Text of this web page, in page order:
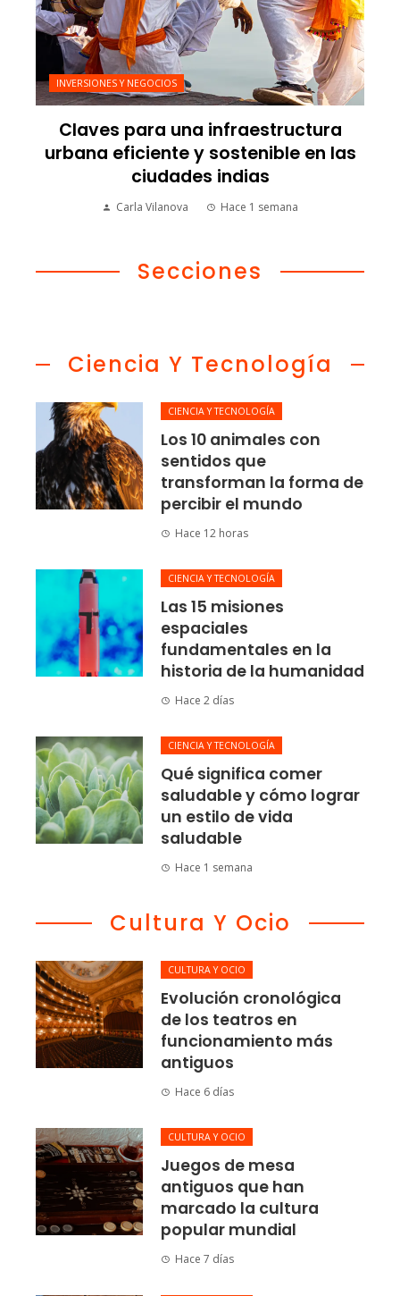
INVERSIONES Y NEGOCIOS
Claves para una infraestructura
urbana eficiente y sostenible en las
ciudades indias
Carla Vilanova Hace 1 semana
Secciones
Ciencia Y Tecnología
CIENCIA Y TECNOLOGÍA
Los 10 animales con
sentidos que
transforman la forma de
percibir el mundo
Hace 12 horas
CIENCIA Y TECNOLOGÍA
Las 15 misiones
espaciales
fundamentales en la
historia de la humanidad
Hace 2 días
CIENCIA Y TECNOLOGÍA
Qué significa comer
saludable y cómo lograr
un estilo de vida
saludable
Hace 1 semana
Cultura Y Ocio
CULTURA Y OCIO
Evolución cronológica
de los teatros en
funcionamiento más
antiguos
Hace 6 días
CULTURA Y OCIO
Juegos de mesa
antiguos que han
marcado la cultura
popular mundial
Hace 7 días